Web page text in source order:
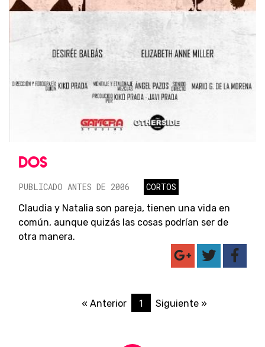
DOS
PUBLICADO ANTES DE 2006
CORTOS
Claudia y Natalia son pareja, tienen una vida en
común, aunque quizás las cosas podrían ser de
otra manera.
« Anterior 1 Siguiente »